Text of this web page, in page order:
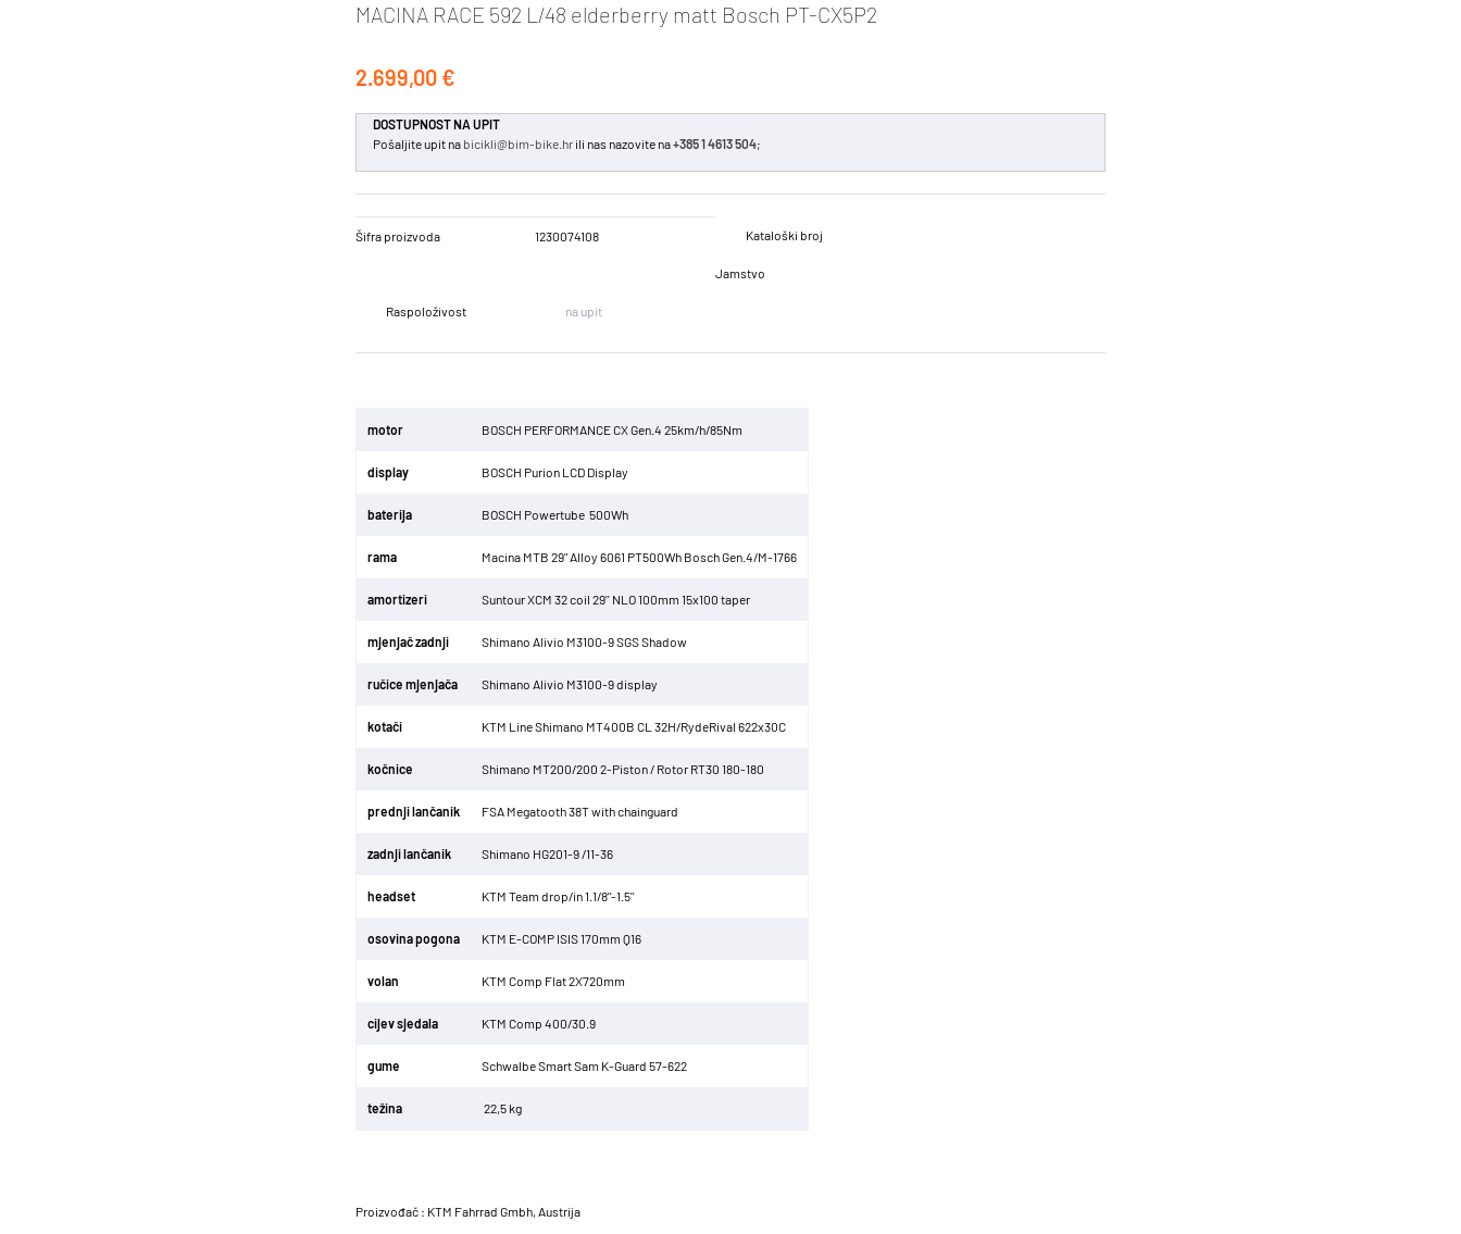
MACINA RACE 592 L/48 elderberry matt Bosch PT-CX5P2
2.699,00 €
DOSTUPNOST NA UPIT
Pošaljite upit na bicikli@bim-bike.hr ili nas nazovite na+385 1 4613 504;
Šifra proizvoda 1230074108 Kataloški broj
Jamstvo
Raspoloživost na upit
motor BOSCH PERFORMANCE CX Gen.4 25km/h/85Nm
display BOSCH Purion LCD Display
baterija BOSCH Powertube 500Wh
rama Macina MTB 29" Alloy 6061 PT500Wh Bosch Gen.4/M-1766
amortizeri Suntour XCM 32 coil 29'' NLO 100mm 15x100 taper
mjenjač zadnji Shimano Alivio M3100-9 SGS Shadow
ručice mjenjača Shimano Alivio M3100-9 display
kotači KTM Line Shimano MT400B CL 32H/RydeRival 622x30C
kočnice Shimano MT200/200 2-Piston / Rotor RT30 180-180
prednji lančanik FSA Megatooth 38T with chainguard
zadnji lančanik Shimano HG201-9 /11-36
headset KTM Team drop/in 1.1/8''-1.5''
osovina pogona KTM E-COMP ISIS 170mm Q16
volan KTM Comp Flat 2X720mm
cijev sjedala KTM Comp 400/30.9
gume Schwalbe Smart Sam K-Guard 57-622
težina 22,5 kg
Proizvođač : KTM Fahrrad Gmbh, Austrija